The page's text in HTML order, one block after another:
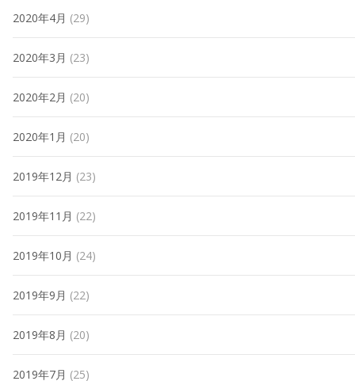
2020年4月 (29)
2020年3月 (23)
2020年2月 (20)
2020年1月 (20)
2019年12月 (23)
2019年11月 (22)
2019年10月 (24)
2019年9月 (22)
2019年8月 (20)
2019年7月 (25)